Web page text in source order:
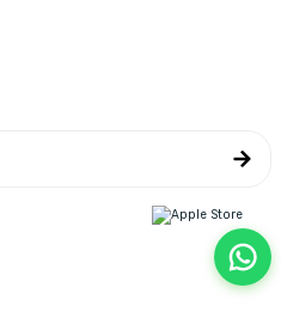
SSL sertifikası ile korunmaktadır.